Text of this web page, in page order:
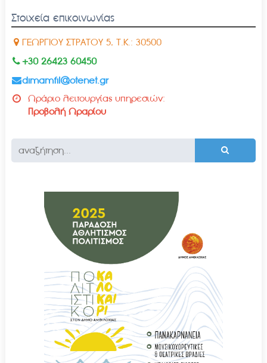
Στοιχεία επικοινωνίας
ΓΕΩΡΓΙΟΥ ΣΤΡΑΤΟΥ 5, Τ.Κ.: 30500
+30 26423 60450
dimamfil@otenet.gr
Ωράριο λειτουργίας υπηρεσιών:
Προβολή Ωραρίου